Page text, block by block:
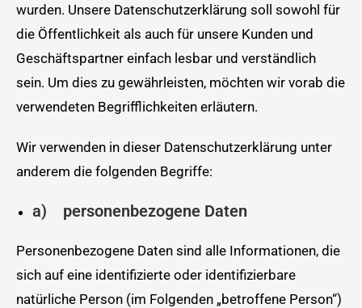
wurden. Unsere Datenschutzerklärung soll sowohl für
die Öffentlichkeit als auch für unsere Kunden und
Geschäftspartner einfach lesbar und verständlich
sein. Um dies zu gewährleisten, möchten wir vorab die
verwendeten Begrifflichkeiten erläutern.
Wir verwenden in dieser Datenschutzerklärung unter
anderem die folgenden Begriffe:
a) personenbezogene Daten
Personenbezogene Daten sind alle Informationen, die
sich auf eine identifizierte oder identifizierbare
natürliche Person (im Folgenden „betroffene Person“)